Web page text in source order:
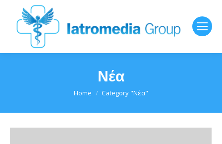
Νέα
You are here:
Home Category "Νέα"